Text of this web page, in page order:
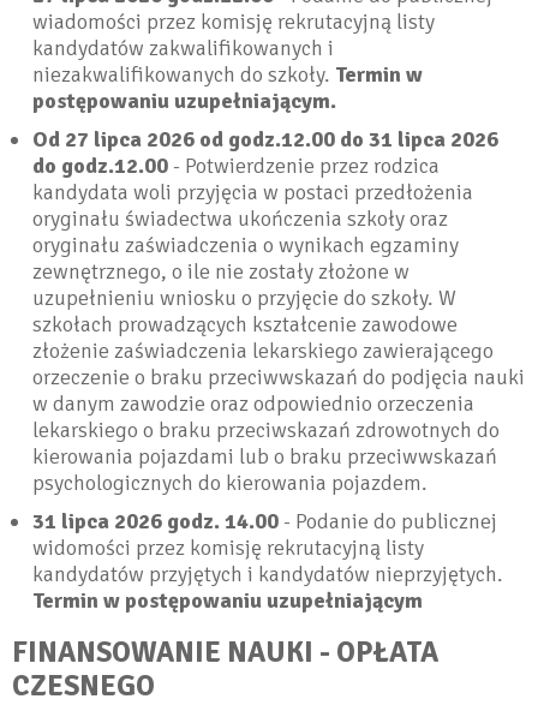
wiadomości przez komisję rekrutacyjną listy
kandydatów zakwalifikowanych i
niezakwalifikowanych do szkoły. Termin w
postępowaniu uzupełniającym.
Od 27 lipca 2026 od godz.12.00 do 31 lipca 2026
do godz.12.00 - Potwierdzenie przez rodzica
kandydata woli przyjęcia w postaci przedłożenia
oryginału świadectwa ukończenia szkoły oraz
oryginału zaświadczenia o wynikach egzaminy
zewnętrznego, o ile nie zostały złożone w
uzupełnieniu wniosku o przyjęcie do szkoły. W
szkołach prowadzących kształcenie zawodowe
złożenie zaświadczenia lekarskiego zawierającego
orzeczenie o braku przeciwwskazań do podjęcia nauki
w danym zawodzie oraz odpowiednio orzeczenia
lekarskiego o braku przeciwskazań zdrowotnych do
kierowania pojazdami lub o braku przeciwwskazań
psychologicznych do kierowania pojazdem.
31 lipca 2026 godz. 14.00 - Podanie do publicznej
widomości przez komisję rekrutacyjną listy
kandydatów przyjętych i kandydatów nieprzyjętych.
Termin w postępowaniu uzupełniającym
FINANSOWANIE NAUKI - OPŁATA
CZESNEGO